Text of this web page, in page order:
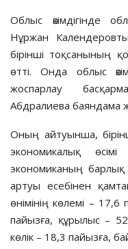
Облыс әкімдігінде
Нұржан
бірінші тоқсанының
өтті. Онда облыс
жоспарлау
Абдралиева баяндама
Оның айтуынша,
экономикалық
экономиканың барлық
артуы есебінен
өнімінің көлемі –
пайызға, құрылыс –
көлік – 18,3 пайызға,